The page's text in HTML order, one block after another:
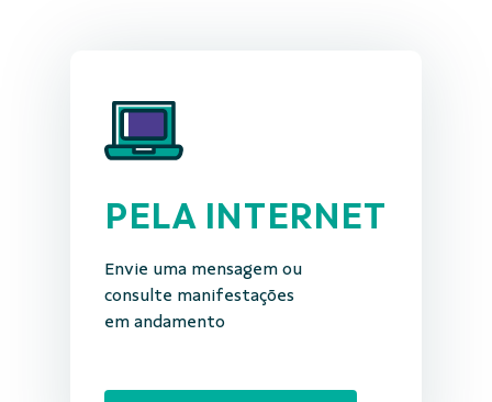
PELA INTERNET
Envie uma mensagem ou
consulte manifestações
em andamento